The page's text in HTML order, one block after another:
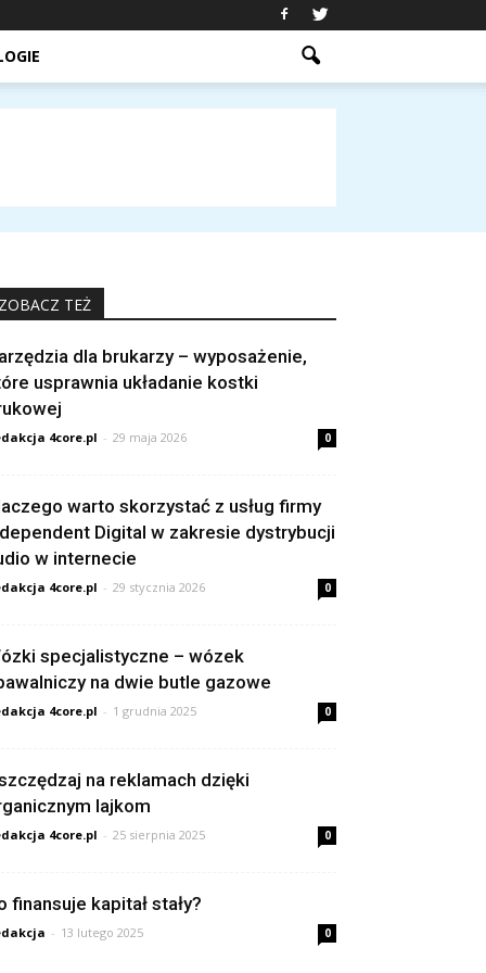
ZOBACZ TEŻ
dla brukarzy – wyposażenie,
usprawnia układanie kostki
4core.pl - 29 maja 2026 0
warto skorzystać z usług firmy
Digital w zakresie dystrybucji
w internecie
4core.pl - 29 stycznia 2026 0
specjalistyczne – wózek
na dwie butle gazowe
4core.pl - 1 grudnia 2025 0
na reklamach dzięki
lajkom
4core.pl - 25 sierpnia 2025 0
finansuje kapitał stały?
- 13 lutego 2025 0